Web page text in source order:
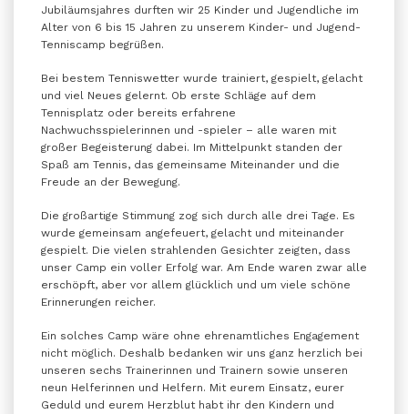
Jubiläumsjahres durften wir 25 Kinder und Jugendliche im
Alter von 6 bis 15 Jahren zu unserem Kinder- und Jugend-
Tenniscamp begrüßen.
Bei bestem Tenniswetter wurde trainiert, gespielt, gelacht
und viel Neues gelernt. Ob erste Schläge auf dem
Tennisplatz oder bereits erfahrene
Nachwuchsspielerinnen und -spieler – alle waren mit
großer Begeisterung dabei. Im Mittelpunkt standen der
Spaß am Tennis, das gemeinsame Miteinander und die
Freude an der Bewegung.
Die großartige Stimmung zog sich durch alle drei Tage. Es
wurde gemeinsam angefeuert, gelacht und miteinander
gespielt. Die vielen strahlenden Gesichter zeigten, dass
unser Camp ein voller Erfolg war. Am Ende waren zwar alle
erschöpft, aber vor allem glücklich und um viele schöne
Erinnerungen reicher.
Ein solches Camp wäre ohne ehrenamtliches Engagement
nicht möglich. Deshalb bedanken wir uns ganz herzlich bei
unseren sechs Trainerinnen und Trainern sowie unseren
neun Helferinnen und Helfern. Mit eurem Einsatz, eurer
Geduld und eurem Herzblut habt ihr den Kindern und